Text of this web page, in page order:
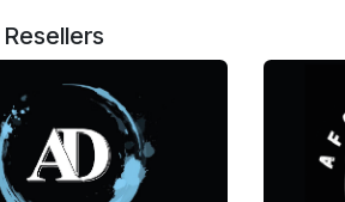
Resellers